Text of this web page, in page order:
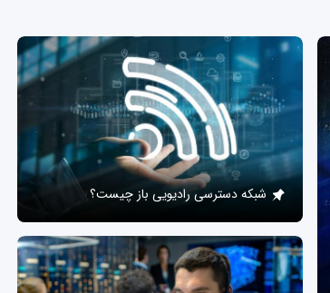
شبکه دسترسی رادیویی باز چیست؟